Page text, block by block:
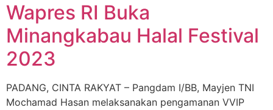
Wapres RI Buka
Minangkabau Halal Festival
2023
PADANG, CINTA RAKYAT – Pangdam I/BB, Mayjen TNI
Mochamad Hasan melaksanakan pengamanan VVIP